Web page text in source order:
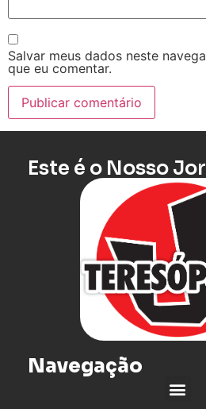
Salvar meus dados neste
que eu comentar.
Este é o Nosso
Navegação